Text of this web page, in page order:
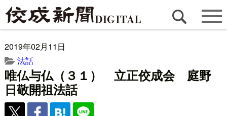
2019年02月11日
法話
唯仏与仏（３１） 立正佼成会 庭野
日敬開祖法話